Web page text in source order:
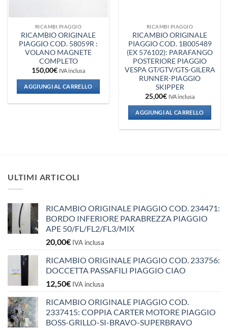
RICAMBI PIAGGIO
RICAMBIO ORIGINALE
PIAGGIO COD. 58059R :
VOLANO MAGNETE
COMPLETO
150,00€ IVA inclusa
AGGIUNGI AL CARRELLO
RICAMBI PIAGGIO
RICAMBIO ORIGINALE
PIAGGIO COD. 1B005489
(EX 576102): PARAFANGO
POSTERIORE PIAGGIO
VESPA GT/GTV/GTS-GILERA
RUNNER-PIAGGIO
SKIPPER
25,00€ IVA inclusa
AGGIUNGI AL CARRELLO
ULTIMI ARTICOLI
RICAMBIO ORIGINALE PIAGGIO COD. 234471:
BORDO INFERIORE PARABREZZA PIAGGIO
APE 50/FL/FL2/FL3/MIX
20,00€ IVA inclusa
RICAMBIO ORIGINALE PIAGGIO COD. 233756:
DOCCETTA PASSAFILI PIAGGIO CIAO
12,50€ IVA inclusa
RICAMBIO ORIGINALE PIAGGIO COD.
2337415: COPPIA CARTER MOTORE PIAGGIO
BOSS-GRILLO-SI-BRAVO-SUPERBRAVO